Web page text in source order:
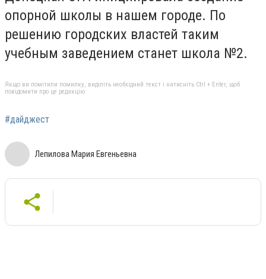
опорной школы в нашем городе. По
решению городских властей таким
учебным заведением станет школа №2.
Якщо ви помітили помилку, виділіть необхідний текст і натисніть Ctrl + Enter, щоб
повідомити про це редакцію
#дайджест
Лепилова Мария Евгеньевна